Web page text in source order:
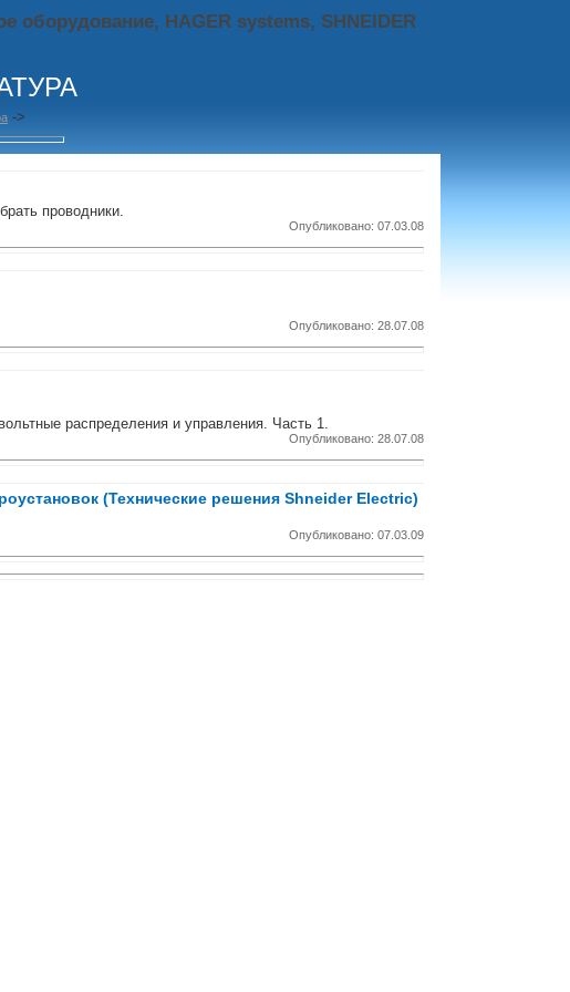
оборудование, HAGER systems, SHNEIDER
->
проводники.
Опубликовано: 07.03.08
Опубликовано: 28.07.08
распределения и управления. Часть 1.
Опубликовано: 28.07.08
(Технические решения Shneider Electric)
Опубликовано: 07.03.09